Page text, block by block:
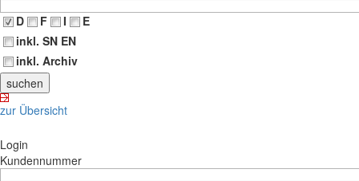
D
F I
E
inkl. SN EN
inkl. Archiv
zur Übersicht
Login
Kundennummer